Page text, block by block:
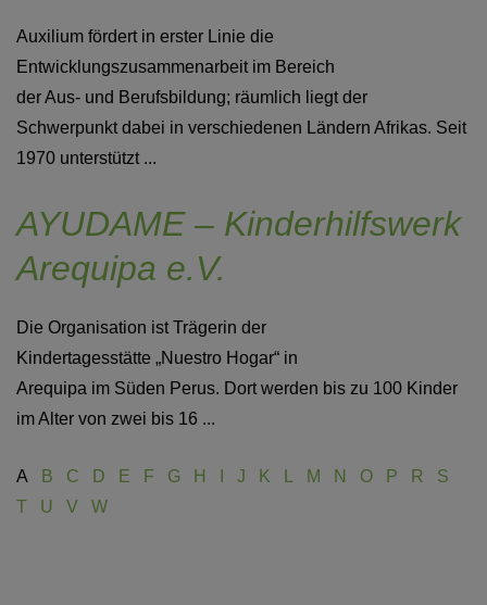
Auxilium fördert in erster Linie die
Entwicklungszusammenarbeit im Bereich
der Aus- und Berufsbildung; räumlich liegt der
Schwerpunkt dabei in verschiedenen Ländern Afrikas. Seit
1970 unterstützt ...
AYUDAME – Kinderhilfswerk
Arequipa e.V.
Die Organisation ist Trägerin der
Kindertagesstätte „Nuestro Hogar“ in
Arequipa im Süden Perus. Dort werden bis zu 100 Kinder
im Alter von zwei bis 16 ...
A B C D E F G H J K M N O P R
S
T
U V W